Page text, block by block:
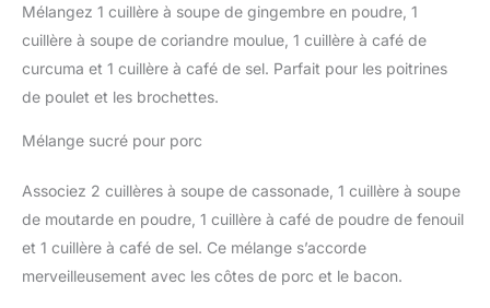
Mélangez 1 cuillère à soupe de gingembre en poudre, 1
cuillère à soupe de coriandre moulue, 1 cuillère à café de
curcuma et 1 cuillère à café de sel. Parfait pour les poitrines
de poulet et les brochettes.
Mélange sucré pour porc
Associez 2 cuillères à soupe de cassonade, 1 cuillère à soupe
de moutarde en poudre, 1 cuillère à café de poudre de fenouil
et 1 cuillère à café de sel. Ce mélange s’accorde
merveilleusement avec les côtes de porc et le bacon.